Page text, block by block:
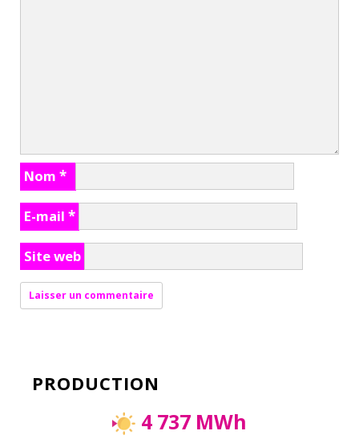
Nom *
E-mail *
Site web
PRODUCTION
4 737 MWh